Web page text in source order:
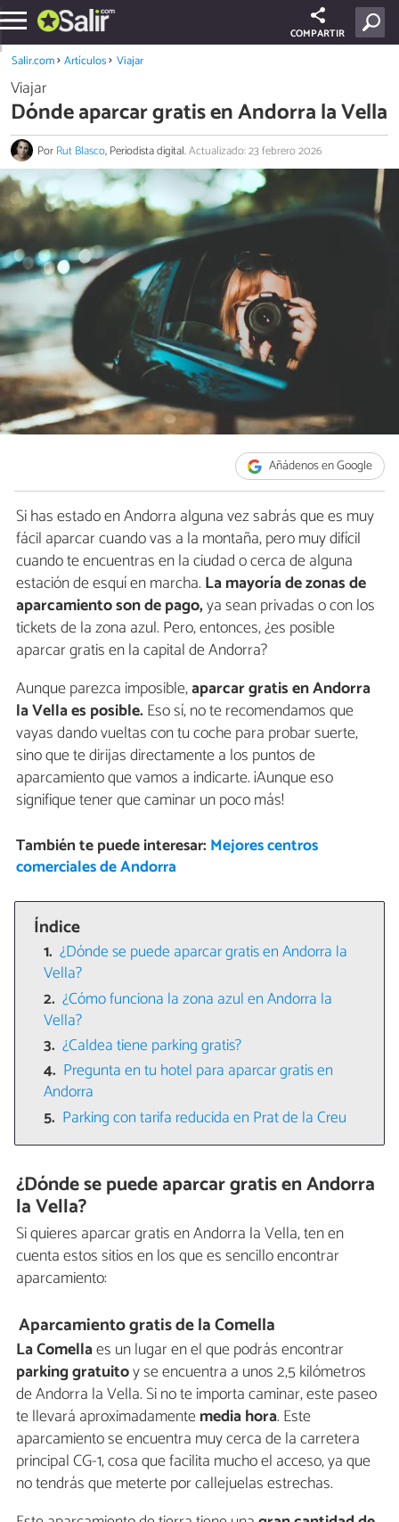
COMPARTIR
Salir.com Artículos Viajar
Viajar
Dónde aparcar gratis en Andorra la Vella
PorRut Blasco, Periodista digital.Actualizado: 23 febrero 2026
Añádenos en Google
Si has estado en Andorra alguna vez sabrás que es muy
fácil aparcar cuando vas a la montaña, pero muy difícil
cuando te encuentras en la ciudad o cerca de alguna
estación de esquí en marcha. La mayoría de zonas de
aparcamiento son de pago,ya sean privadas o con los
tickets de la zona azul. Pero, entonces, ¿es posible
aparcar gratis en la capital de Andorra?
Aunque parezca imposible,aparcar gratis en Andorra
la Vella es posible.Eso sí, no te recomendamos que
vayas dando vueltas con tu coche para probar suerte,
sino que te dirijas directamente a los puntos de
aparcamiento que vamos a indicarte. ¡Aunque eso
signifique tener que caminar un poco más!
También te puede interesar: Mejores centros
comerciales de Andorra
Índice
¿Dónde se puede aparcar gratis en Andorra la
Vella?
¿Cómo funciona la zona azul en Andorra la
Vella?
¿Caldea tiene parking gratis?
Pregunta en tu hotel para aparcar gratis en
Andorra
Parking con tarifa reducida en Prat de la Creu
¿Dónde se puede aparcar gratis en Andorra
la Vella?
Si quieres aparcar gratis en Andorra la Vella, ten en
cuenta estos sitios en los que es sencillo encontrar
aparcamiento:
Aparcamiento gratis de la Comella
La Comellaes un lugar en el que podrás encontrar
parking gratuitoy se encuentra a unos 2,5 kilómetros
de Andorra la Vella. Si no te importa caminar, este paseo
te llevará aproximadamentemedia hora. Este
aparcamiento se encuentra muy cerca de la carretera
principal CG-1, cosa que facilita mucho el acceso, ya que
no tendrás que meterte por callejuelas estrechas.